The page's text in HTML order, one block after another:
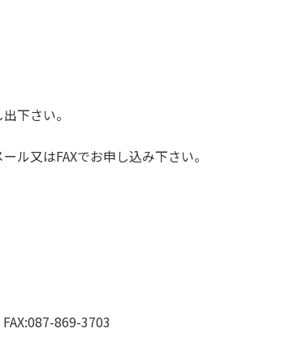
下さい。
又はFAXでお申し込み下さい。
869-3703